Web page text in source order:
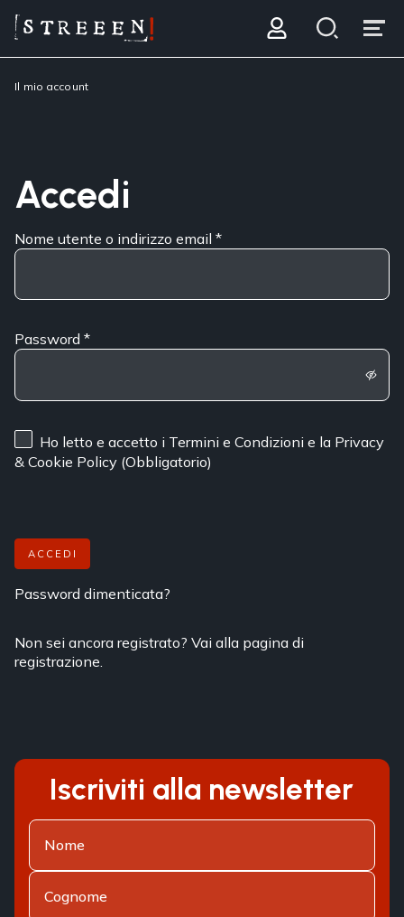
Il mio account
Accedi
Nome utente o indirizzo email*
Password*
Ho letto e accetto i Termini e Condizioni e la Privacy
& Cookie Policy (Obbligatorio)
ACCEDI
Password dimenticata?
Non sei ancora registrato? Vai alla pagina di
registrazione.
Iscriviti alla newsletter